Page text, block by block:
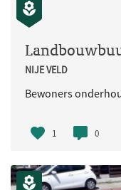
NIJE VELD
1 0